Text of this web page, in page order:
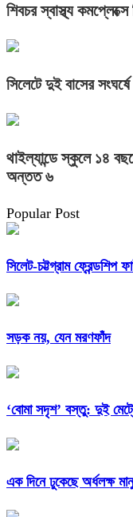
শিবচর স্বাস্থ্য
সিলেটে দুই বাসের
থাইল্যান্ডে স্কুলে ১৪
অন্তত ৬
Popular Post
সিলেট-চট্টগ্রাম ফ্রেন্ডশিপ
সড়ক নয়, যেন মরণফাঁদ
‘বোমা সদৃশ’ বস্তু: দুই
এক দিনে ঢুকেছে অর্ধলক্ষ